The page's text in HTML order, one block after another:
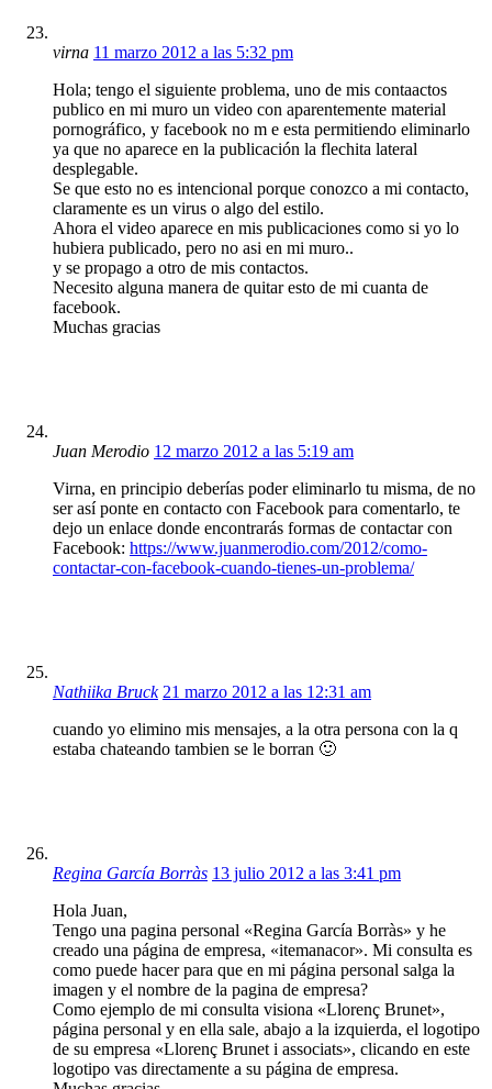
virna 11 marzo 2012 a las 5:32 pm
Hola; tengo el siguiente problema, uno de mis contaactos
publico en mi muro un video con aparentemente material
pornográfico, y facebook no m e esta permitiendo eliminarlo
ya que no aparece en la publicación la flechita lateral
desplegable.
Se que esto no es intencional porque conozco a mi contacto,
claramente es un virus o algo del estilo.
Ahora el video aparece en mis publicaciones como si yo lo
hubiera publicado, pero no asi en mi muro..
y se propago a otro de mis contactos.
Necesito alguna manera de quitar esto de mi cuanta de
facebook.
Muchas gracias
Juan Merodio 12 marzo 2012 a las 5:19 am
Virna, en principio deberías poder eliminarlo tu misma, de no
ser así ponte en contacto con Facebook para comentarlo, te
dejo un enlace donde encontrarás formas de contactar con
Facebook: https://www.juanmerodio.com/2012/como-
contactar-con-facebook-cuando-tienes-un-problema/
Nathiika Bruck 21 marzo 2012 a las 12:31 am
cuando yo elimino mis mensajes, a la otra persona con la q
estaba chateando tambien se le borran 🙂
Regina García Borràs 13 julio 2012 a las 3:41 pm
Hola Juan,
Tengo una pagina personal «Regina García Borràs» y he
creado una página de empresa, «itemanacor». Mi consulta es
como puede hacer para que en mi página personal salga la
imagen y el nombre de la pagina de empresa?
Como ejemplo de mi consulta visiona «Llorenç Brunet»,
página personal y en ella sale, abajo a la izquierda, el logotipo
de su empresa «Llorenç Brunet i associats», clicando en este
logotipo vas directamente a su página de empresa.